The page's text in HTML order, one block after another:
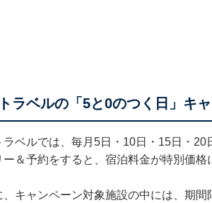
ラベルの「5と0のつく日」キ
ラベルでは、毎月5日・10日・15日・
ー＆予約をすると、宿泊料金が特別価
、キャンペーン対象施設の中には、期